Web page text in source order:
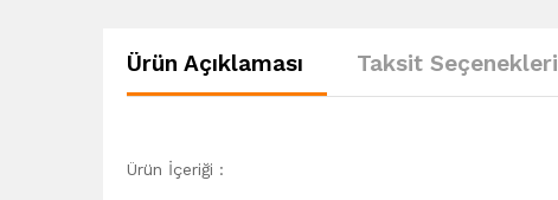
Ürün Açıklaması Taksit Seçenekleri
Ürün İçeriği :